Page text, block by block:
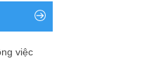
việc